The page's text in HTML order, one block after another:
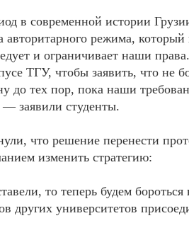
в современной истории
авторитарного режима, который
и ограничивает наши
ТГУ, чтобы заявить, что не
до тех пор, пока наши
заявили студенты.
что решение перенести
изменить стратегию:
то теперь будем бороться
других университетов